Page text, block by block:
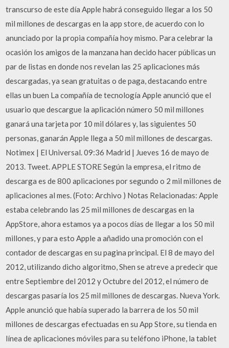
transcurso de este día Apple habrá conseguido llegar a los 50
mil millones de descargas en la app store, de acuerdo con lo
anunciado por la propia compañía hoy mismo. Para celebrar la
ocasión los amigos de la manzana han decido hacer públicas un
par de listas en donde nos revelan las 25 aplicaciones más
descargadas, ya sean gratuitas o de paga, destacando entre
ellas un buen La compañía de tecnología Apple anunció que el
usuario que descargue la aplicación número 50 mil millones
ganará una tarjeta por 10 mil dólares y, las siguientes 50
personas, ganarán Apple llega a 50 mil millones de descargas.
Notimex | El Universal. 09:36 Madrid | Jueves 16 de mayo de
2013. Tweet. APPLE STORE Según la empresa, el ritmo de
descarga es de 800 aplicaciones por segundo o 2 mil millones de
aplicaciones al mes. (Foto: Archivo ) Notas Relacionadas: Apple
estaba celebrando las 25 mil millones de descargas en la
AppStore, ahora estamos ya a pocos días de llegar a los 50 mil
millones, y para esto Apple a añadido una promoción con el
contador de descargas en su pagina principal. El 8 de mayo del
2012, utilizando dicho algoritmo, Shen se atreve a predecir que
entre Septiembre del 2012 y Octubre del 2012, el número de
descargas pasaría los 25 mil millones de descargas. Nueva York.
Apple anunció que había superado la barrera de los 50 mil
millones de descargas efectuadas en su App Store, su tienda en
línea de aplicaciones móviles para su teléfono iPhone, la tablet